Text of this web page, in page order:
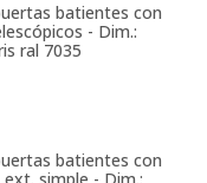
batientes con
- Dim.:
ral 7035
batientes con